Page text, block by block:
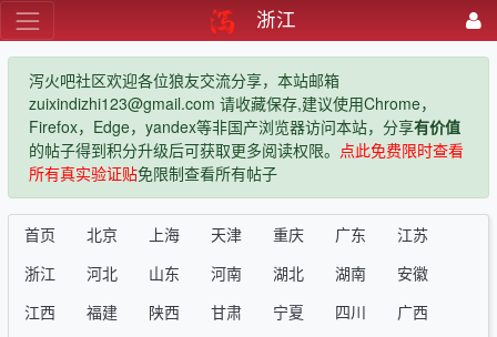
浙江
泻火吧社区欢迎各位狼友交流分享，本站邮箱
zuixindizhi123@gmail.com 请收藏保存,建议使用Chrome，
Firefox，Edge，yandex等非国产浏览器访问本站，分享有价值
的帖子得到积分升级后可获取更多阅读权限。 点此免费限时查看
所有真实验证贴免限制查看所有帖子
首页 北京 上海 天津 重庆 广东
江苏
浙江
河北 山东 河南 湖北 湖南
安徽
江西
福建 陕西 甘肃 宁夏 四川
广西